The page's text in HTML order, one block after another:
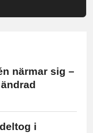
närmar sig –
i